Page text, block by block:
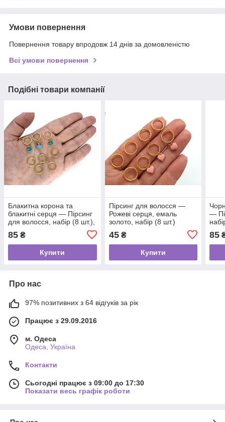
Умови повернення
Повернення товару впродовж 14 днів за домовленістю
Всі умови повернення
Подібні товари компанії
Блакитна корона та
блакитні серця — Пірсинг
для волосся, набір (8 шт.),
85 ₴
Купити
Пірсинг для волосся —
Рожеві серця, емаль
золото, набір (8 шт.)
45₴
Купити
—
85
Про нас
97% позитивних з 64 відгуків за рік
Працює з 29.09.2016
м. Одеса
Одеса, Україна
Контакти
Сьогодні працює з 09:00 до 17:30
Показати весь графік роботи